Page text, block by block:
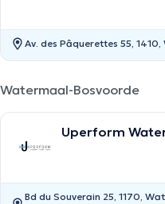
Av. des Pâquerettes 55,
Watermaal-Bosvoorde
Uperform
Bd du Souverain 25, 1170,